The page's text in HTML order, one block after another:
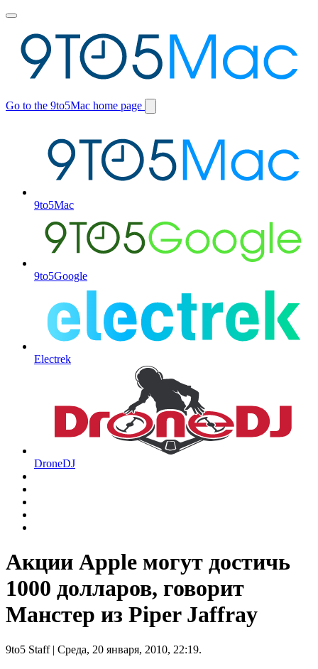
Toggle
menu
Go to the 9to5Mac home page
Switch
9to5Mac
9to5Google
Electrek
DroneDJ
Акции Apple могут достичь
1000 долларов, говорит
Манстер из Piper Jaffray
9to5 Staff| Среда, 20 января, 2010, 22:19.